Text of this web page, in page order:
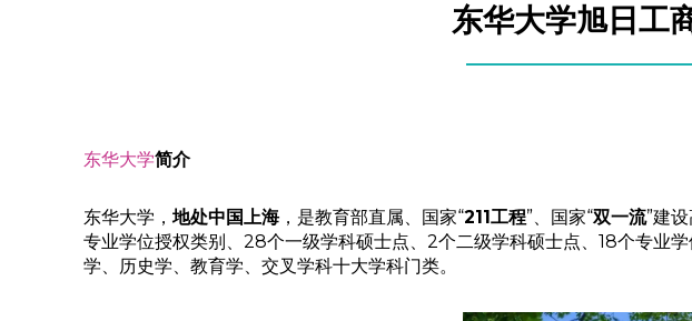
东华大学旭日工
东华大学简介
东华大学， 地处中国上海，是教育部直属、国家“211工程”、国家“双一流”建
专业学位授权类别、28个一级学科硕士点、2个二级学科硕士点、18个专业
学、历史学、教育学、交叉学科十大学科门类。